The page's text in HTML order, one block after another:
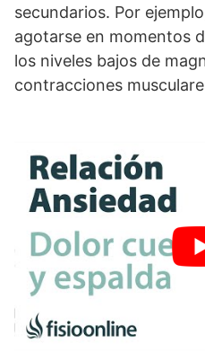
secundarios. Por
agotarse en momentos
los niveles bajos de
contracciones